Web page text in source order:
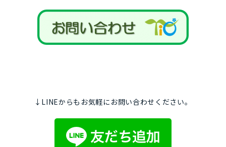
↓LINEからもお気軽にお問い合わせください。